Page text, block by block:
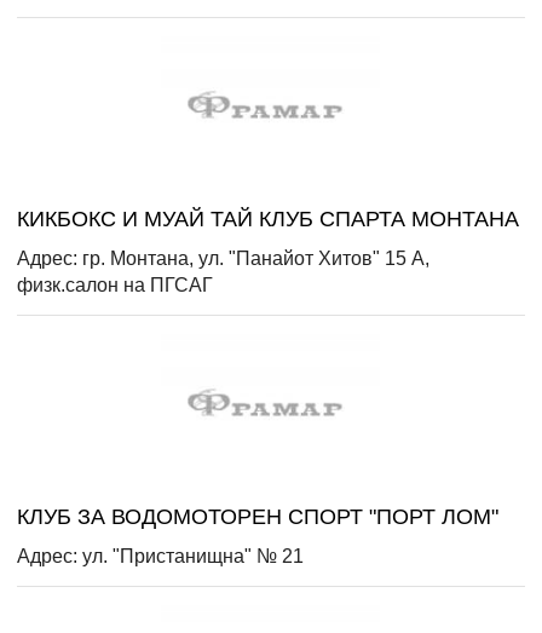
КИКБОКС И МУАЙ ТАЙ КЛУБ СПАРТА МОНТАНА
Адрес: гр. Монтана, ул. "Панайот Хитов" 15 А,
физк.салон на ПГСАГ
КЛУБ ЗА ВОДОМОТОРЕН СПОРТ "ПОРТ ЛОМ"
Адрес: ул. "Пристанищна" № 21